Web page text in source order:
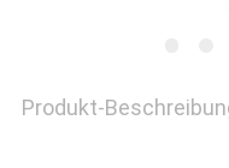
Produkt-